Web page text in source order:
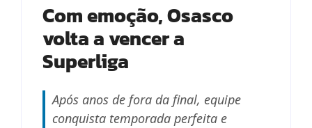
Com emoção, Osasco
volta a vencer a
Superliga
Após anos de fora da final, equipe
conquista temporada perfeita e